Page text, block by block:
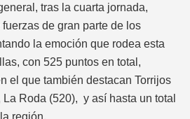
tras la cuarta jornada,
de gran parte de los
la emoción que rodea esta
con 525 puntos en total,
el que también destacan Torrijos
Roda (520), y así hasta un total
región.